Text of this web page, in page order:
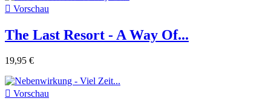
 Vorschau
The Last Resort - A Way Of...
19,95 €
 Vorschau